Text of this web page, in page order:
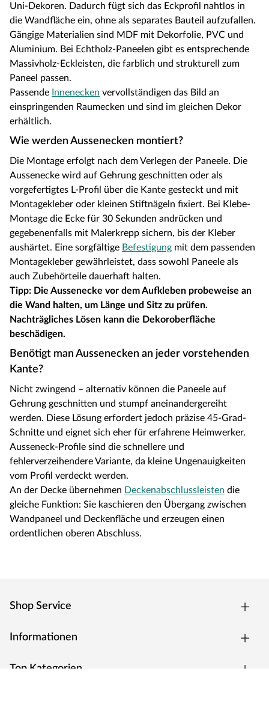
Uni-Dekoren. Dadurch fügt sich das Eckprofil nahtlos in
die Wandfläche ein, ohne als separates Bauteil aufzufallen.
Gängige Materialien sind MDF mit Dekorfolie, PVC und
Aluminium. Bei Echtholz-Paneelen gibt es entsprechende
Massivholz-Eckleisten, die farblich und strukturell zum
Paneel passen.
Passende Innenecken vervollständigen das Bild an
einspringenden Raumecken und sind im gleichen Dekor
erhältlich.
Wie werden Aussenecken montiert?
Die Montage erfolgt nach dem Verlegen der Paneele. Die
Aussenecke wird auf Gehrung geschnitten oder als
vorgefertigtes L-Profil über die Kante gesteckt und mit
Montagekleber oder kleinen Stiftnägeln fixiert. Bei Klebe-
Montage die Ecke für 30 Sekunden andrücken und
gegebenenfalls mit Malerkrepp sichern, bis der Kleber
aushärtet. Eine sorgfältige Befestigung mit dem passenden
Montagekleber gewährleistet, dass sowohl Paneele als
auch Zubehörteile dauerhaft halten.
Tipp: Die Aussenecke vor dem Aufkleben probeweise an
die Wand halten, um Länge und Sitz zu prüfen.
Nachträgliches Lösen kann die Dekoroberfläche
beschädigen.
Benötigt man Aussenecken an jeder vorstehenden
Kante?
Nicht zwingend – alternativ können die Paneele auf
Gehrung geschnitten und stumpf aneinandergereiht
werden. Diese Lösung erfordert jedoch präzise 45-Grad-
Schnitte und eignet sich eher für erfahrene Heimwerker.
Ausseneck-Profile sind die schnellere und
fehlerverzeihendere Variante, da kleine Ungenauigkeiten
vom Profil verdeckt werden.
An der Decke übernehmen Deckenabschlussleisten die
gleiche Funktion: Sie kaschieren den Übergang zwischen
Wandpaneel und Deckenfläche und erzeugen einen
ordentlichen oberen Abschluss.
Shop Service
Informationen
Top Kategorien